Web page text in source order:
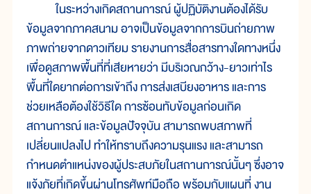
ในระหว่างเกิดสถานการณ์ ผู้ปฏิบัติงานต้องได้รับ
ข้อมูลจากภาคสนาม อาจเป็นข้อมูลจากการบินถ่ายภาพ
ภาพถ่ายจากดาวเทียม รายงานการสื่อสารทางใดทางหนึ่ง
เพื่อดูสภาพพื้นที่ที่เสียหายว่า มีบริเวณกว้าง-ยาวเท่าไร
พื้นที่ใดยากต่อการเข้าถึง การส่งเสบียงอาหาร และการ
ช่วยเหลือต้องใช้วิธีใด การซ้อนทับข้อมูลก่อนเกิด
สถานการณ์ และข้อมูลปัจจุบัน สามารถพบสภาพที่
เปลี่ยนแปลงไป ทำให้ทราบถึงความรุนแรง และสามารถ
กำหนดตำแหน่งของผู้ประสบภัยในสถานการณ์นั้นๆ ซึ่งอาจ
แจ้งภัยที่เกิดขึ้นผ่านโทรศัพท์มือถือ พร้อมกับแผนที่ งาน